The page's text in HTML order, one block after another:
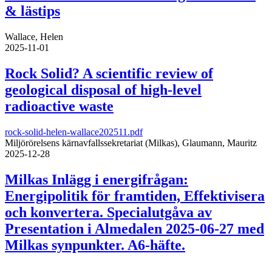
& lästips
Wallace, Helen
2025-11-01
Rock Solid? A scientific review of
geological disposal of high-level
radioactive waste
rock-solid-helen-wallace202511.pdf
Miljörörelsens kärnavfallssekretariat (Milkas), Glaumann, Mauritz
2025-12-28
Milkas Inlägg i energifrågan:
Energipolitik för framtiden, Effektivisera
och konvertera. Specialutgåva av
Presentation i Almedalen 2025-06-27 med
Milkas synpunkter. A6-häfte.